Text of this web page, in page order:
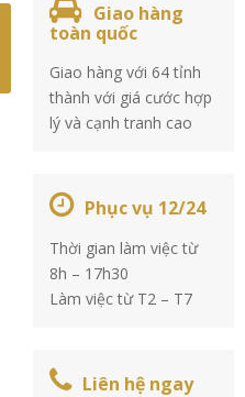
Giao hàng
toàn quốc
Giao hàng với 64 tỉnh
thành với giá cước hợp
lý và cạnh tranh cao
Phục vụ 12/24
Thời gian làm việc từ
8h – 17h30
Làm việc từ T2 – T7
Liên hệ ngay